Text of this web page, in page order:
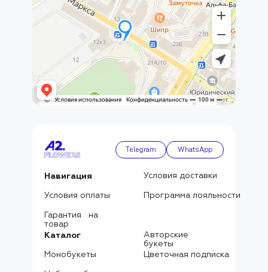
Каталог
Монобукеты
Авторские
букеты
Цветочная подписка
Программа лояльности
Гарантия на
товар
Условия доставки
Условия оплаты
Навигация
WhatsApp
Telegram